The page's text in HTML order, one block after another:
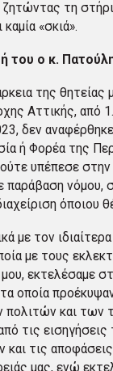
ζητώντας τη
καμία «σκιά».
του ο κ.
της θητείας
Αττικής, από
δεν
ή Φορέα της
υπέπεσε
παράβαση νόμου,
όποιου
με τον
με τους
εκτελέσαμε
οποία
πολιτών και των
τις
και τις